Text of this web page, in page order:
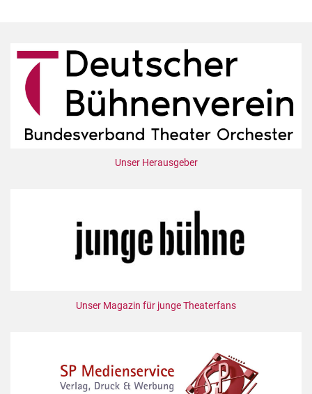
Unser Herausgeber
Unser Magazin für junge Theaterfans